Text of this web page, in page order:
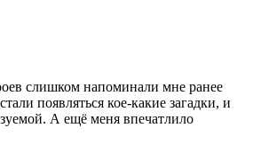
слишком напоминали мне ранее
появляться кое-какие загадки, и
А ещё меня впечатлило